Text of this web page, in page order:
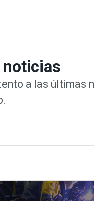
a las últimas